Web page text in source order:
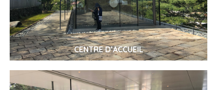
CENTRE D’ACCUEIL